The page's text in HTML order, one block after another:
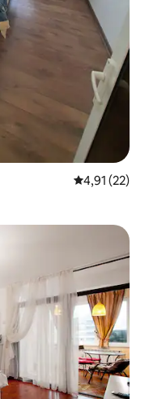
Évaluation
4,91 (22)